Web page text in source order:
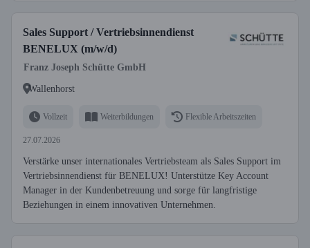
Sales Support / Vertriebsinnendienst
BENELUX (m/w/d)
Franz Joseph Schütte GmbH
Wallenhorst
Vollzeit Weiterbildungen Flexible Arbeitszeiten
27.07.2026
Verstärke unser internationales Vertriebsteam als Sales Support im
Vertriebsinnendienst für BENELUX! Unterstütze Key Account
Manager in der Kundenbetreuung und sorge für langfristige
Beziehungen in einem innovativen Unternehmen.